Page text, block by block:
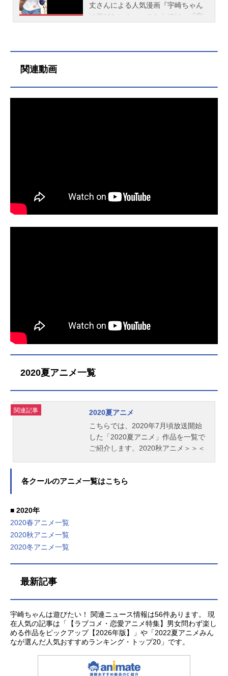
丈さんによる人気漫画『宇崎ちゃん
は遊びたい！』。こちらでは、『宇
います。なお、現在10巻まで発売
ら おすすめ漫画一覧画像をクリッ
ース）ワールドトリガーチェンソー
関連動画
2020夏アニメ一覧
関連記事
2020夏アニメ
こちらでは、2020年7月頃放送開始
した「2020夏アニメ」作品を一覧で
ご紹介します。2020秋アニメ＞＞＜
各クールのアニメ一覧はこちら
■ 2020年
2020春アニメ一覧
2020秋アニメ一覧
2020冬アニメ一覧
最新記事
宇崎ちゃんは遊びたい！ 関連ニュース情報は56件あります。 現
在人気の記事は「【ラブコメ・恋愛アニメ特集】男女問わず楽し
める作品をピックアップ【2026年版】」や「2022夏アニメみん
なが選んだ人気おすすめランキング・トップ20」です。